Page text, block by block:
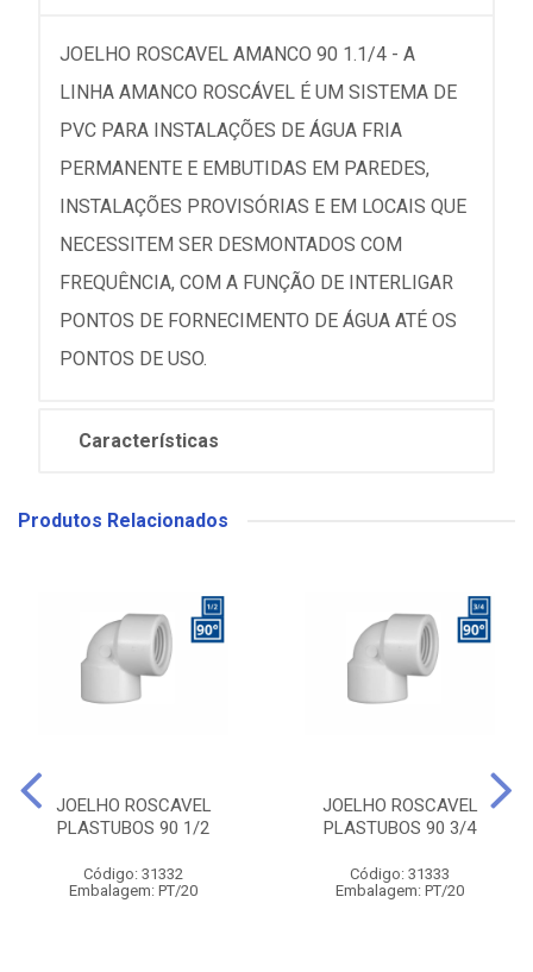
JOELHO ROSCAVEL AMANCO 90 1.1/4 - A
LINHA AMANCO ROSCÁVEL É UM SISTEMA DE
PVC PARA INSTALAÇÕES DE ÁGUA FRIA
PERMANENTE E EMBUTIDAS EM PAREDES,
INSTALAÇÕES PROVISÓRIAS E EM LOCAIS QUE
NECESSITEM SER DESMONTADOS COM
FREQUÊNCIA, COM A FUNÇÃO DE INTERLIGAR
PONTOS DE FORNECIMENTO DE ÁGUA ATÉ OS
PONTOS DE USO.
Características
Produtos Relacionados
JOELHO ROSCAVEL
PLASTUBOS 90 1/2
Código: 31332
Embalagem: PT/20
JOELHO ROSCAVEL
PLASTUBOS 90 3/4
Código: 31333
Embalagem: PT/20